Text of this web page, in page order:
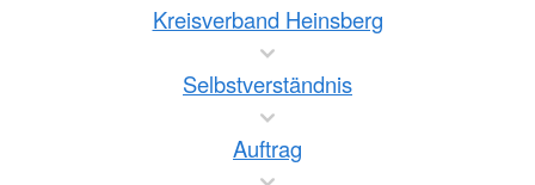
Kreisverband Heinsberg
Selbstverständnis
Auftrag